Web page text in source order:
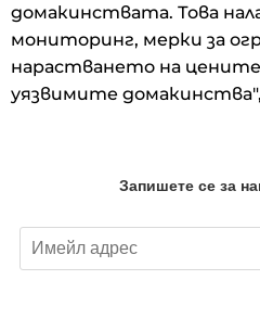
домакинствата. Това
мониторинг, мерки за
нарастването на
уязвимите